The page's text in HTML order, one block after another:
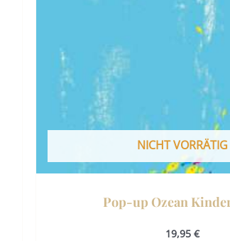
NICHT VORRÄTIG
Pop-up Ozean
19,95 €